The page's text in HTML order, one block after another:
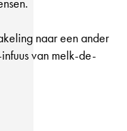
naar een ander
van melk-de-